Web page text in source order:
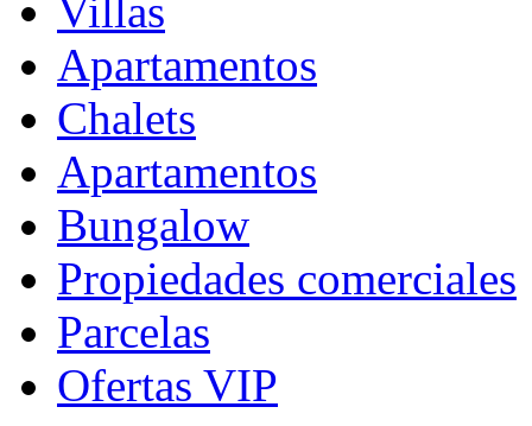
Villas
Apartamentos
Chalets
Apartamentos
Bungalow
Propiedades comerciales
Parcelas
Ofertas VIP